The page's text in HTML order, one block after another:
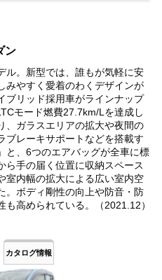
ン
ル。新型では、誰もが気軽に安
みやすく愛着のわくデザインが
ブリッド採用車がラインナップ
モード燃費27.7km/Lを達成し
、ガラスエリアの拡大や夜間の
ブレーキサポートなどを搭載す
と、6つのエアバッグが全車に標
ら手の届く位置に収納スペース
室内幅の拡大による広い室内空
。ボディ剛性の向上や防音・防
高められている。（2021.12）
カタログ情報